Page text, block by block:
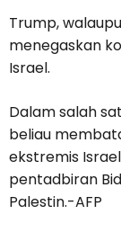
Trump,
menegaskan
Israel.
Dalam salah
beliau
ekstremis
pentadbiran
Palestin.-AFP